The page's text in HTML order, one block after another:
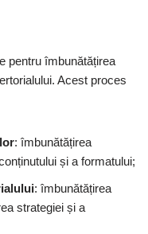
pentru îmbunătățirea
Acest proces
: îmbunătățirea
și a formatului;
: îmbunătățirea
strategiei și a